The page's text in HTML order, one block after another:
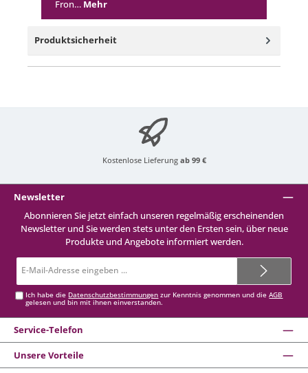
Fron… Mehr
Produktsicherheit
Kostenlose Lieferung ab 99 €
Newsletter
Abonnieren Sie jetzt einfach unseren regelmäßig erscheinenden
Newsletter und Sie werden stets unter den Ersten sein, über neue
Produkte und Angebote informiert werden.
Mail-
Ich habe die Datenschutzbestimmungen zur Kenntnis genommen und dieAGB
gelesen und bin mit ihnen einverstanden.
Service-Telefon
Unsere Vorteile